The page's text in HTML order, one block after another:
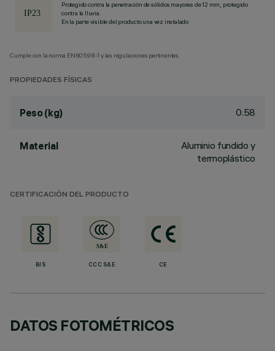
Protegido contra la penetración de sólidos mayores de 12 mm, protegido
contra la lluvia.
En la parte visible del producto una vez instalado
Cumple con la norma EN60598-1 y las regulaciones pertinentes.
PROPIEDADES FÍSICAS
Peso (kg) 0.58
Material
Aluminio fundido y
termoplástico
CERTIFICACIÓN DEL PRODUCTO
BIS CCC S&E CE
DATOS FOTOMÉTRICOS